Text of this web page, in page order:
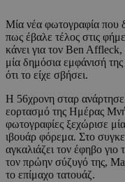
Μία νέα φωτογραφία που
πως έβαλε τέλος στις
κάνει για τον Ben
μία δημόσια εμφάνισή
ότι το είχε σβήσει.
Η 56χρονη σταρ
εορτασμό της Ημέρας
φωτογραφίες ξεχώρισε
ιβουάρ φόρεμα. Στο
αγκαλιάζει τον έφηβο γιο
τον πρώην σύζυγό της,
το επίμαχο τατουάζ.